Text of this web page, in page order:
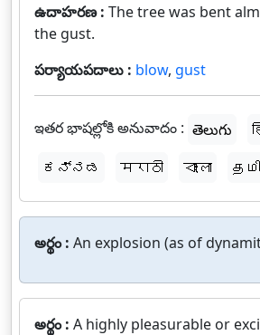
ఉదాహరణ : The tree was bent
the gust.
పర్యాయపదాలు : blow, gust
ఇతర భాషల్లోకి అనువాదం : తెలుగు
ಕನ್ನಡ
मराठी বাংলা
అర్థం : An explosion (as of
అర్థం : A highly pleasurable or